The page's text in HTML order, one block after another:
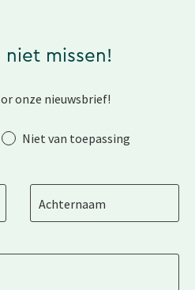
niet missen!
onze nieuwsbrief!
Niet van toepassing
Achternaam